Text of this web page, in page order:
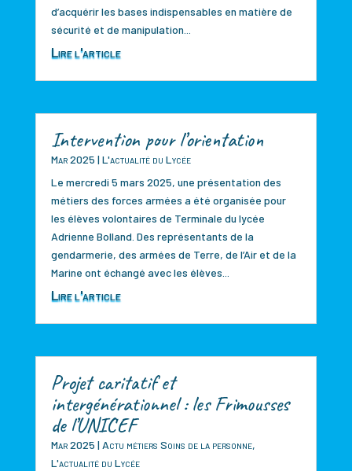
d’acquérir les bases indispensables en matière de
sécurité et de manipulation...
Lire l'article
Intervention pour l’orientation
Mar 2025 | L'actualité du Lycée
Le mercredi 5 mars 2025, une présentation des
métiers des forces armées a été organisée pour
les élèves volontaires de Terminale du lycée
Adrienne Bolland. Des représentants de la
gendarmerie, des armées de Terre, de l’Air et de la
Marine ont échangé avec les élèves...
Lire l'article
Projet caritatif et
intergénérationnel : les Frimousses
de l’UNICEF
Mar 2025 | Actu métiers Soins de la personne,
L'actualité du Lycée